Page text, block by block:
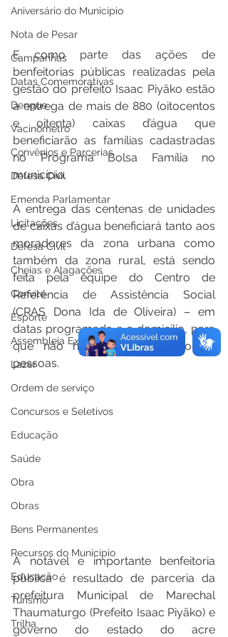
Aniversário do Município
Nota de Pesar
Campanhas
Datas Comemorativas
Dengue
Vacinômetro
Convênios e Parcerias
Defesa Civil
Emenda Parlamentar
Licitações
Defesa Civil
Cheias e Alagações
Convite
Esporte
Assembleia Extraordinária
Lazer
Ordem de serviço
Concursos e Seletivos
Educação
Saúde
Obra
Obras
Bens Permanentes
Recursos do Município
Educação
Turismo
Trilha
E como parte das ações de
benfeitorias públicas realizadas pela
gestão do prefeito Isaac Piyãko estão
a entrega de mais de 880 (oitocentos
e oitenta) caixas d’água que
beneficiarão as famílias cadastradas
no Programa Bolsa Família no
município.
A entrega das centenas de unidades
de caixas d’água beneficiará tanto aos
moradores da zona urbana como
também da zona rural, está sendo
feita pela equipe do Centro de
Referência de Assistência Social
(CRAS Dona Ida de Oliveira) – em
datas programada e a domicilio, para
que não haja a aglomeração de
pessoas.
A notável e importante benfeitoria
pública é resultado de parceria da
prefeitura Municipal de Marechal
Thaumaturgo (Prefeito Isaac Piyãko) e
governo do estado do acre